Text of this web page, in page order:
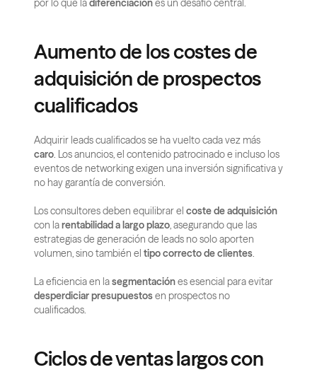
por lo que la diferenciación es un desafío central.
Aumento de los costes de
adquisición de prospectos
cualificados
caro. Los anuncios, el contenido patrocinado e incluso los
eventos de networking exigen una inversión significativa y
no hay garantía de conversión.
Los consultores deben equilibrar el coste de adquisición
con la rentabilidad a largo plazo, asegurando que las
estrategias de generación de leads no solo aporten
volumen, sino también el tipo correcto de clientes.
La eficiencia en la segmentación
desperdiciar presupuestos en prospectos no
cualificados.
Ciclos de ventas largos con